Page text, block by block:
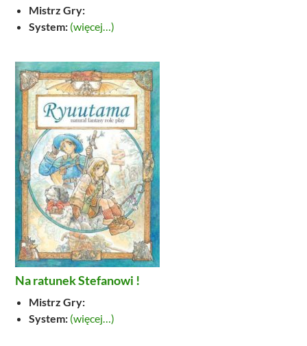
Mistrz Gry:
System: (więcej…)
Na ratunek Stefanowi !
Mistrz Gry:
System: (więcej…)